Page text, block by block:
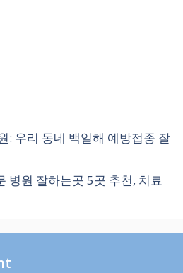
: 우리 동네 백일해 예방접종 잘
병원 잘하는곳 5곳 추천, 치료